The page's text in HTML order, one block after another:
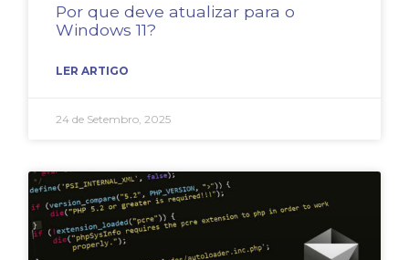
Por que deve atualizar para o
Windows 11?
LER ARTIGO
24 de Setembro, 2025